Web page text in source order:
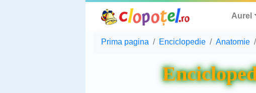
Aurel
Prima pagina Enciclopedie Anatomie